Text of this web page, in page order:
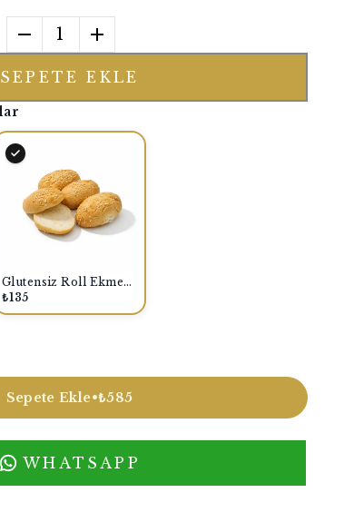
1
SEPETE EKLE
Glutensiz Roll Ekmek (5x40 Gr)
₺135
Sepete Ekle•₺585
WHATSAPP